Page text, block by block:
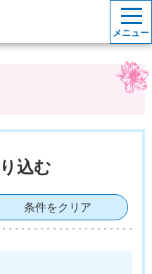
メニュー
込む
条件をクリア